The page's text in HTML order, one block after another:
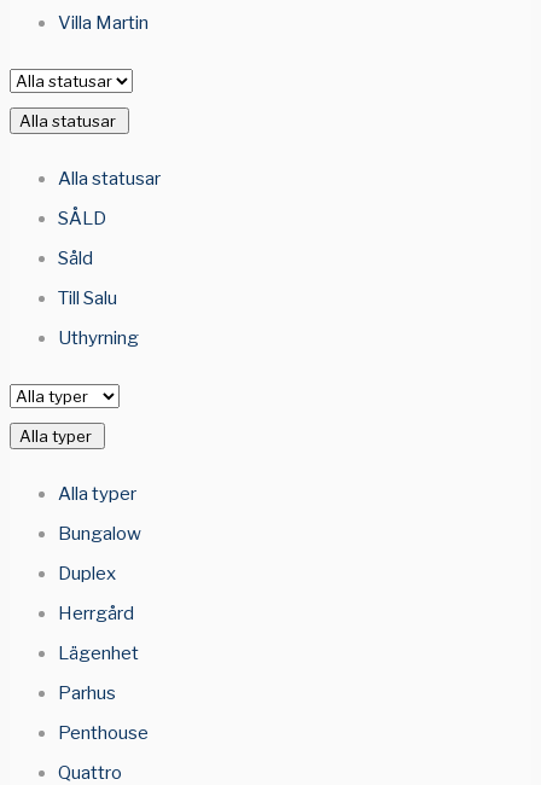
Villa Martin
Alla statusar
Alla statusar
SÅLD
Såld
Till Salu
Uthyrning
Alla typer
Alla typer
Bungalow
Duplex
Herrgård
Lägenhet
Parhus
Penthouse
Quattro